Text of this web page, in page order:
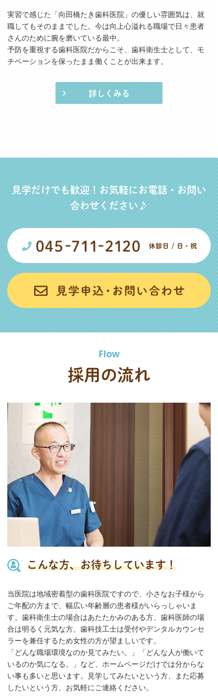
実習で感じた「向田橋たき歯科医院」の優しい雰囲気は、就
職してもそのままでした。今は向上心溢れる職場で日々患者
さんのために腕を磨いている最中。
予防を重視する歯科医院だからこそ、歯科衛生士として、モ
チベーションを保ったまま働くことが出来ます。
詳しくみる
見学だけでも歓迎！お気軽にお電話・お問い
合わせください♪
Flow
採用の流れ
こんな方、お待ちしています！
当医院は地域密着型の歯科医院ですので、小さなお子様から
ご年配の方まで、幅広い年齢層の患者様がいらっしゃいま
す。歯科衛生士の場合はあたたかみのある方、歯科医師の場
合は明るく元気な方、歯科技工士は受付やデンタルカウンセ
ラーを兼任するため女性の方が望ましいです。
「どんな職場環境なのか見てみたい。」「どんな人が働いて
いるのか気になる。」など、ホームページだけでは分からな
い事も多いと思います。見学してみたいという方、また応募
したいという方、お気軽にご連絡ください。